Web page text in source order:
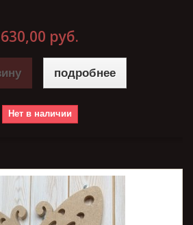
630,00 руб.
подробнее
Нет в наличии